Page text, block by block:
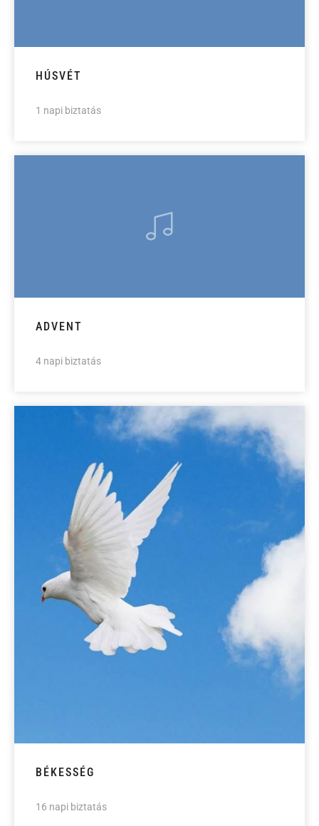
HÚSVÉT
1 napi biztatás
ADVENT
4 napi biztatás
BÉKESSÉG
16 napi biztatás